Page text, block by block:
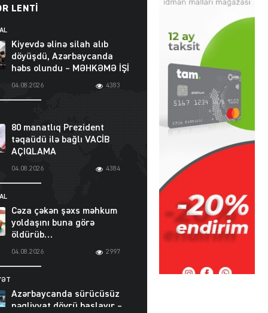
LENTI
Kiyevdə əlinə silah alıb
döyüşdü, Azərbaycanda
həbs olundu – MƏHKƏMƏ İŞİ
04.08.2026 4383
80 manatlıq Prezident
təqaüdü ilə bağlı VACİB
AÇIQLAMA
04.08.2026 4384
Cəza çəkən şəxs məhkum
yoldaşını buna görə
öldürüb…
04.08.2026 2997
Azərbaycanda sürücüsüz
nəqliyyat dövrü başlayır –